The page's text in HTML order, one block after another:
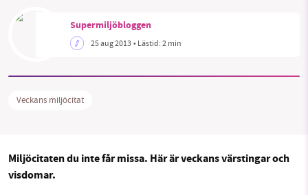
OMRÅDEN
MILJÖFAKTA
Supermiljöbloggen
25 aug 2013• Lästid:2 min
Veckans miljöcitat
Mil­jö­ci­ta­ten du inte får missa. Här är veckans värsting­ar och
visdomar.